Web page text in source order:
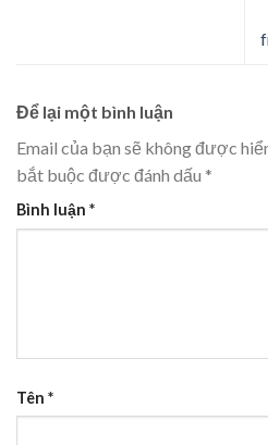
Để lại một bình luận
Email của bạn sẽ không được
bắt buộc được đánh dấu *
Bình luận *
Tên *